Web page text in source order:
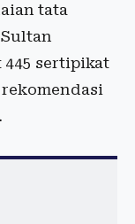
tata
445 sertipikat